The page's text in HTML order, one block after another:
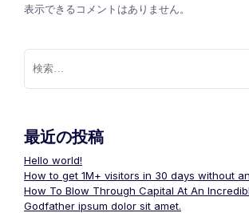
表示できるコメントはありません。
検
索:
最近の投稿
Hello world!
How to get 1M+ visitors in 30 days without
How To Blow Through Capital At An
Godfather ipsum dolor sit amet.